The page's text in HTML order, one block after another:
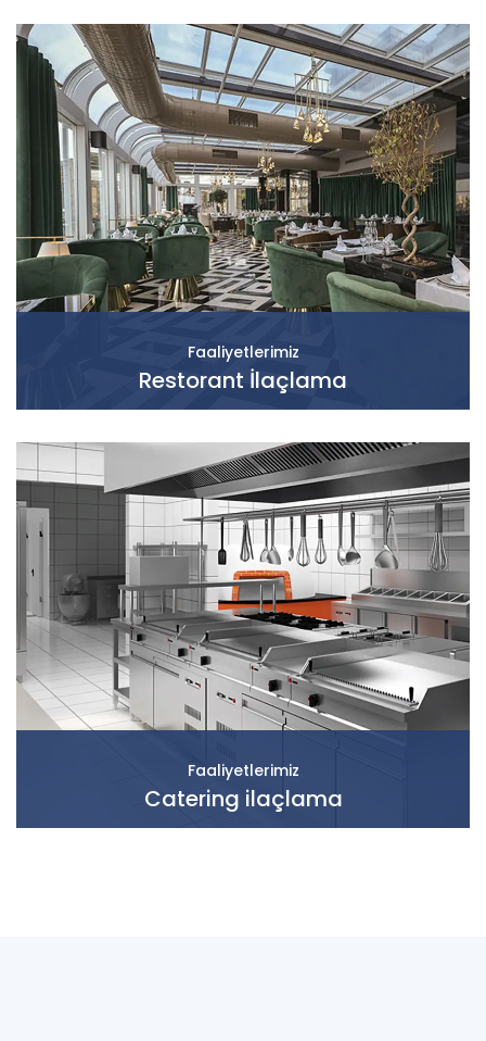
Faaliyetlerimiz
Restorant İlaçlama
Faaliyetlerimiz
Catering ilaçlama